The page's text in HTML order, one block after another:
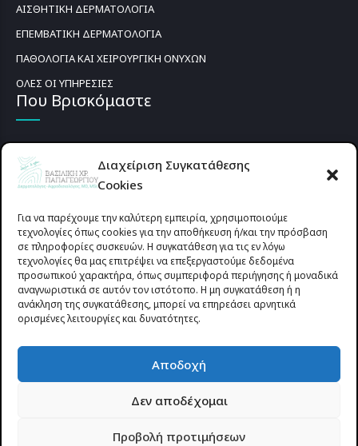
Διαχείριση Συγκατάθεσης
Cookies
Για να παρέχουμε την καλύτερη εμπειρία, χρησιμοποιούμε
τεχνολογίες όπως cookies για την αποθήκευση ή/και την πρόσβαση
σε πληροφορίες συσκευών. Η συγκατάθεση για τις εν λόγω
τεχνολογίες θα μας επιτρέψει να επεξεργαστούμε δεδομένα
προσωπικού χαρακτήρα, όπως συμπεριφορά περιήγησης ή μοναδικά
αναγνωριστικά σε αυτόν τον ιστότοπο. Η μη συγκατάθεση ή η
ανάκληση της συγκατάθεσης, μπορεί να επηρεάσει αρνητικά
ορισμένες λειτουργίες και δυνατότητες.
Αποδοχή
Δεν αποδέχομαι
Προβολή προτιμήσεων
ΑΙΣΘΗΤΙΚΗ ΔΕΡΜΑΤΟΛΟΓΙΑ
ΕΠΕΜΒΑΤΙΚΗ ΔΕΡΜΑΤΟΛΟΓΙΑ
ΠΑΘΟΛΟΓΙΑ ΚΑΙ ΧΕΙΡΟΥΡΓΙΚΗ ΟΝΥΧΩΝ
ΟΛΕΣ ΟΙ ΥΠΗΡΕΣΙΕΣ
Που Βρισκόμαστε
Προυσιωτίσσης 27 & Δ.Σταϊκου , Αγρίνιο 30133 (έναντι γηπέδου
Site-Forge.com